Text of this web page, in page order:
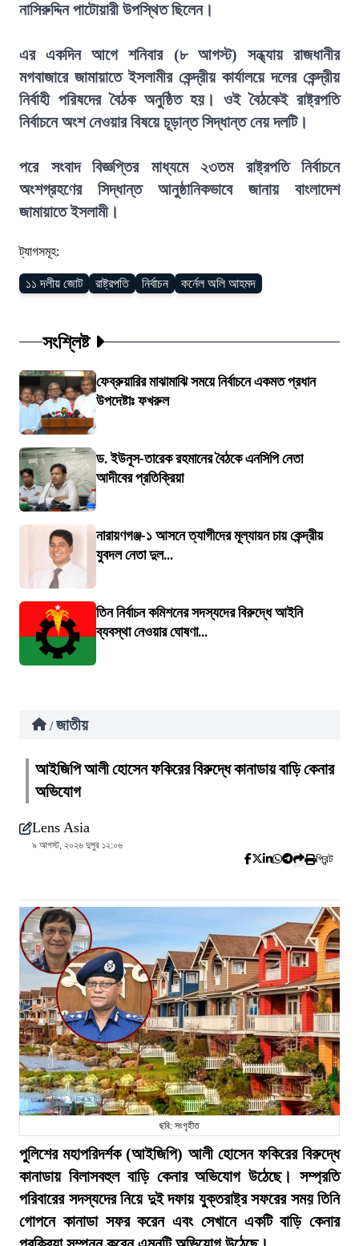
নাসিরুদ্দিন পাটোয়ারী উপস্থিত ছিলেন।
এর একদিন আগে শনিবার (৮ আগস্ট) সন্ধ্যায় রাজধানীর
মগবাজারে জামায়াতে ইসলামীর কেন্দ্রীয় কার্যালয়ে দলের কেন্দ্রীয়
নির্বাহী পরিষদের বৈঠক অনুষ্ঠিত হয়। ওই বৈঠকেই রাষ্ট্রপতি
নির্বাচনে অংশ নেওয়ার বিষয়ে চূড়ান্ত সিদ্ধান্ত নেয় দলটি।
পরে সংবাদ বিজ্ঞপ্তির মাধ্যমে ২৩তম রাষ্ট্রপতি নির্বাচনে
অংশগ্রহণের সিদ্ধান্ত আনুষ্ঠানিকভাবে জানায় বাংলাদেশ
জামায়াতে ইসলামী।
ট্যাগসমূহ:
১১ দলীয় জোট রাষ্ট্রপতি নির্বাচন কর্নেল অলি আহমদ
সংশ্লিষ্ট
ফেব্রুয়ারির মাঝামাঝি সময়ে নির্বাচনে একমত প্রধান
উপদেষ্টাঃ ফখরুল
ড. ইউনূস-তারেক রহমানের বৈঠকে এনসিপি নেতা
আদীবের প্রতিক্রিয়া
নারায়ণগঞ্জ-১ আসনে ত্যাগীদের মূল্যায়ন চায় কেন্দ্রীয়
যুবদল নেতা দুল...
তিন নির্বাচন কমিশনের সদস্যদের বিরুদ্ধে আইনি
ব্যবস্থা নেওয়ার ঘোষণা...
/ জাতীয়
আইজিপি আলী হোসেন ফকিরের বিরুদ্ধে কানাডায় বাড়ি কেনার
অভিযোগ
Lens Asia
৯ আগস্ট, ২০২৬ দুপুর ১২:০৬
প্রিন্ট
ছবি: সংগৃহীত
পুলিশের মহাপরিদর্শক (আইজিপি) আলী হোসেন ফকিরের বিরুদ্ধে
কানাডায় বিলাসবহুল বাড়ি কেনার অভিযোগ উঠেছে। সম্প্রতি
পরিবারের সদস্যদের নিয়ে দুই দফায় যুক্তরাষ্ট্র সফরের সময় তিনি
গোপনে কানাডা সফর করেন এবং সেখানে একটি বাড়ি কেনার